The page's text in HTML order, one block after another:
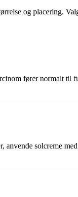
og placering.
fører normalt
anvende solcreme